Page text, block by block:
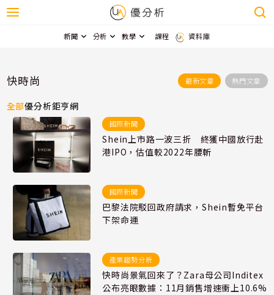
新聞 分析 教學 課程 資料庫
快時尚 最新文章 熱門文章
全部優分析鉅亨網
國際新聞
Shein上市路一波三折 終獲中國放行赴
港IPO，估值較2022年腰斬
國際新聞
巴黎法院駁回政府請求，Shein暫免平台
下架命運
產業趨勢分析
快時尚景氣回來了？Zara母公司Inditex
公布亮眼數據：11月銷售增速衝上10.6%